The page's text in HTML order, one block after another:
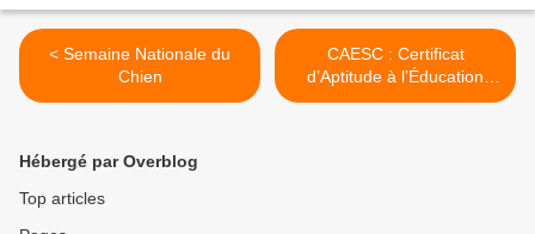
< Semaine Nationale du
Chien
CAESC : Certificat
d’Aptitude à l’Éducation
Sociale du Chien >
Hébergé par Overblog
Top articles